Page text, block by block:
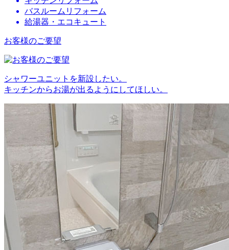
バスルームリフォーム
給湯器・エコキュート
お客様のご要望
シャワーユニットを新設したい。
キッチンからお湯が出るようにしてほしい。